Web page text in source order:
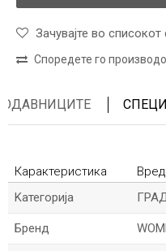
Зачувајте во
Споредете го
Карактеристика
Kатегорија
Бренд